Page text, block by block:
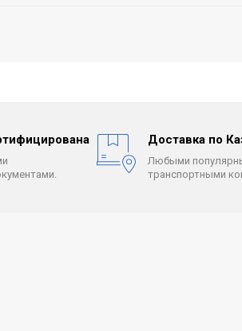
Доставка по
Любыми
транспортными